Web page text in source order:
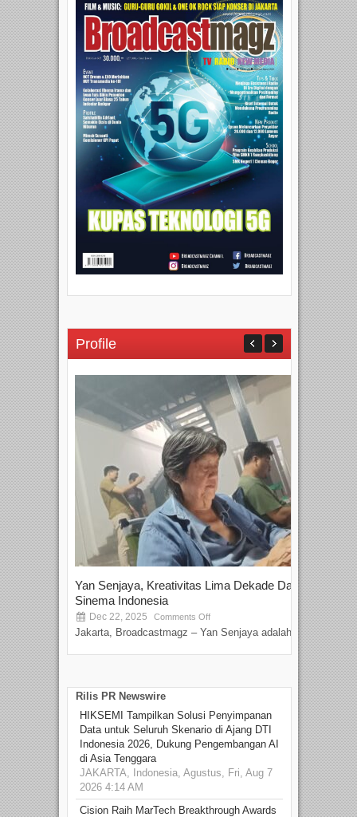
Profile
Yan Senjaya, Kreativitas Lima Dekade Dalam
Sinema Indonesia
Dec 22, 2025 Comments Off
Jakarta, Broadcastmagz – Yan Senjaya adalah...
Rilis PR Newswire
HIKSEMI Tampilkan Solusi Penyimpanan
Data untuk Seluruh Skenario di Ajang DTI
Indonesia 2026, Dukung Pengembangan AI
di Asia Tenggara
JAKARTA, Indonesia, Agustus, Fri, Aug 7
2026 4:14 AM
Cision Raih MarTech Breakthrough Awards